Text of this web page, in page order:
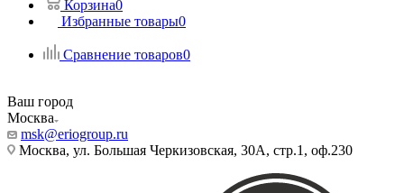
Корзина0
Избранные товары0
Сравнение товаров0
Ваш город
Москва
msk@eriogroup.ru
Москва, ул. Большая Черкизовская, 30А, стр.1, оф.230